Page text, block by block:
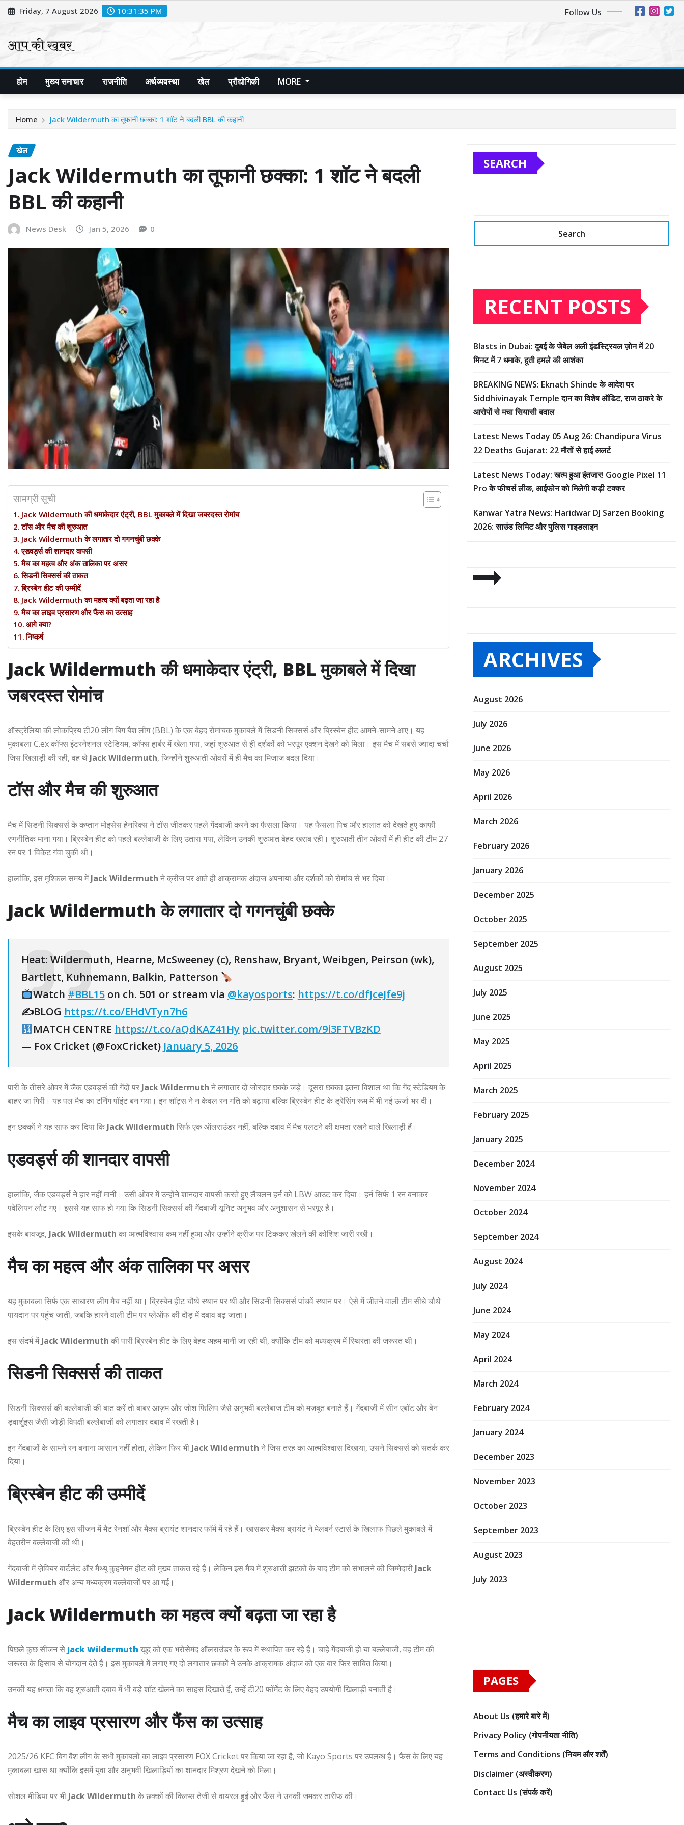
Skip
to
Friday, 7 August 2026 10:31:37 PM Follow Us
होम मुख्य समाचार राजनीति अर्थव्यवस्था खेल प्रौद्योगिकी MORE
Home Jack Wildermuth का तूफानी छक्का: 1 शॉट ने बदली BBL की कहानी
खेल
Jack Wildermuth का तूफानी छक्का: 1 शॉट ने बदली
BBL की कहानी
News Desk Jan 5, 2026 0
सामग्री सूची
Jack Wildermuth की धमाकेदार एंट्री, BBL मुकाबले में दिखा जबरदस्त रोमांच
टॉस और मैच की शुरुआत
Jack Wildermuth के लगातार दो गगनचुंबी छक्के
एडवर्ड्स की शानदार वापसी
मैच का महत्व और अंक तालिका पर असर
सिडनी सिक्सर्स की ताकत
ब्रिस्बेन हीट की उम्मीदें
Jack Wildermuth का महत्व क्यों बढ़ता जा रहा है
मैच का लाइव प्रसारण और फैंस का उत्साह
आगे क्या?
निष्कर्ष
Jack Wildermuth की धमाकेदार एंट्री, BBL मुकाबले में दिखा
जबरदस्त रोमांच
ऑस्ट्रेलिया की लोकप्रिय टी20 लीग बिग बैश लीग (BBL) के एक बेहद रोमांचक मुकाबले में सिडनी सिक्सर्स और ब्रिस्बेन हीट आमने-सामने आए। यह
मुकाबला C.ex कॉफ्स इंटरनेशनल स्टेडियम, कॉफ्स हार्बर में खेला गया, जहां शुरुआत से ही दर्शकों को भरपूर एक्शन देखने को मिला। इस मैच में सबसे ज्यादा चर्चा
जिस खिलाड़ी की रही, वह थे Jack Wildermuth, जिन्होंने शुरुआती ओवरों में ही मैच का मिजाज बदल दिया।
टॉस और मैच की शुरुआत
मैच में सिडनी सिक्सर्स के कप्तान मोइसेस हेनरिक्स ने टॉस जीतकर पहले गेंदबाजी करने का फैसला किया। यह फैसला पिच और हालात को देखते हुए काफी
रणनीतिक माना गया। ब्रिस्बेन हीट को पहले बल्लेबाजी के लिए उतारा गया, लेकिन उनकी शुरुआत बेहद खराब रही। शुरुआती तीन ओवरों में ही हीट की टीम 27
रन पर 1 विकेट गंवा चुकी थी।
हालांकि, इस मुश्किल समय मेंJack Wildermuth ने क्रीज पर आते ही आक्रामक अंदाज अपनाया और दर्शकों को रोमांच से भर दिया।
Jack Wildermuth के लगातार दो गगनचुंबी छक्के
Heat: Wildermuth, Hearne, McSweeney (c), Renshaw, Bryant, Weibgen, Peirson (wk),
Bartlett, Kuhnemann, Balkin, Patterson
Watch #BBL15on ch. 501 or stream via @kayosports: https://t.co/dfJceJfe9j
✍️BLOG https://t.co/EHdVTyn7h6
MATCH CENTRE https://t.co/aQdKAZ41Hy pic.twitter.com/9i3FTVBzKD
— Fox Cricket (@FoxCricket) January 5, 2026
पारी के तीसरे ओवर में जैक एडवर्ड्स की गेंदों पर Jack Wildermuth ने लगातार दो जोरदार छक्के जड़े। दूसरा छक्का इतना विशाल था कि गेंद स्टेडियम के
बाहर जा गिरी। यह पल मैच का टर्निंग पॉइंट बन गया। इन शॉट्स ने न केवल रन गति को बढ़ाया बल्कि ब्रिस्बेन हीट के ड्रेसिंग रूम में भी नई ऊर्जा भर दी।
इन छक्कों ने यह साफ कर दिया कि Jack Wildermuth सिर्फ एक ऑलराउंडर नहीं, बल्कि दबाव में मैच पलटने की क्षमता रखने वाले खिलाड़ी हैं।
एडवर्ड्स की शानदार वापसी
हालांकि, जैक एडवर्ड्स ने हार नहीं मानी। उसी ओवर में उन्होंने शानदार वापसी करते हुए लैचलन हर्न को LBW आउट कर दिया। हर्न सिर्फ 1 रन बनाकर
पवेलियन लौट गए। इससे यह साफ हो गया कि सिडनी सिक्सर्स की गेंदबाजी यूनिट अनुभव और अनुशासन से भरपूर है।
इसके बावजूद, Jack Wildermuth का आत्मविश्वास कम नहीं हुआ और उन्होंने क्रीज पर टिककर खेलने की कोशिश जारी रखी।
मैच का महत्व और अंक तालिका पर असर
यह मुकाबला सिर्फ एक साधारण लीग मैच नहीं था। ब्रिस्बेन हीट चौथे स्थान पर थी और सिडनी सिक्सर्स पांचवें स्थान पर। ऐसे में जीतने वाली टीम सीधे चौथे
पायदान पर पहुंच जाती, जबकि हारने वाली टीम पर प्लेऑफ की दौड़ में दबाव बढ़ जाता।
इस संदर्भ मेंJack Wildermuth की पारी ब्रिस्बेन हीट के लिए बेहद अहम मानी जा रही थी, क्योंकि टीम को मध्यक्रम में स्थिरता की जरूरत थी।
सिडनी सिक्सर्स की ताकत
सिडनी सिक्सर्स की बल्लेबाजी की बात करें तो बाबर आज़म और जोश फिलिप जैसे अनुभवी बल्लेबाज टीम को मजबूत बनाते हैं। गेंदबाजी में सीन एबॉट और बेन
ड्वार्शुइस जैसी जोड़ी विपक्षी बल्लेबाजों को लगातार दबाव में रखती है।
इन गेंदबाजों के सामने रन बनाना आसान नहीं होता, लेकिन फिर भी Jack Wildermuth ने जिस तरह का आत्मविश्वास दिखाया, उसने सिक्सर्स को सतर्क कर
दिया।
ब्रिस्बेन हीट की उम्मीदें
ब्रिस्बेन हीट के लिए इस सीजन में मैट रेनशॉ और मैक्स ब्रायंट शानदार फॉर्म में रहे हैं। खासकर मैक्स ब्रायंट ने मेलबर्न स्टार्स के खिलाफ पिछले मुकाबले में
बेहतरीन बल्लेबाजी की थी।
गेंदबाजी में ज़ेवियर बार्टलेट और मैथ्यू कुहनेमन हीट की मुख्य ताकत रहे हैं। लेकिन इस मैच में शुरुआती झटकों के बाद टीम को संभालने की जिम्मेदारी Jack
Wildermuth और अन्य मध्यक्रम बल्लेबाजों पर आ गई।
Jack Wildermuth का महत्व क्यों बढ़ता जा रहा है
पिछले कुछ सीजन से Jack Wildermuth खुद को एक भरोसेमंद ऑलराउंडर के रूप में स्थापित कर रहे हैं। चाहे गेंदबाजी हो या बल्लेबाजी, वह टीम की
जरूरत के हिसाब से योगदान देते हैं। इस मुकाबले में लगाए गए दो लगातार छक्कों ने उनके आक्रामक अंदाज को एक बार फिर साबित किया।
उनकी यह क्षमता कि वह शुरुआती दबाव में भी बड़े शॉट खेलने का साहस दिखाते हैं, उन्हें टी20 फॉर्मेट के लिए बेहद उपयोगी खिलाड़ी बनाती है।
मैच का लाइव प्रसारण और फैंस का उत्साह
2025/26 KFC बिग बैश लीग के सभी मुकाबलों का लाइव प्रसारण FOX Cricket पर किया जा रहा है, जो Kayo Sports पर उपलब्ध है। फैंस के लिए यह
मुकाबला खास था क्योंकि इसमें युवा और अनुभवी खिलाड़ियों का शानदार मिश्रण देखने को मिला।
सोशल मीडिया पर भी Jack Wildermuth के छक्कों की क्लिप्स तेजी से वायरल हुईं और फैंस ने उनकी जमकर तारीफ की।
SEARCH
Search
RECENT POSTS
Blasts in Dubai: दुबई के जेबेल अली इंडस्ट्रियल ज़ोन में 20
मिनट में 7 धमाके, हूती हमले की आशंका
BREAKING NEWS: Eknath Shinde के आदेश पर
Siddhivinayak Temple दान का विशेष ऑडिट, राज ठाकरे के
आरोपों से मचा सियासी बवाल
Latest News Today 05 Aug 26: Chandipura Virus
22 Deaths Gujarat: 22 मौतों से हाई अलर्ट
Latest News Today: खत्म हुआ इंतजार! Google Pixel 11
Pro के फीचर्स लीक, आईफोन को मिलेगी कड़ी टक्कर
Kanwar Yatra News: Haridwar DJ Sarzen Booking
2026: साउंड लिमिट और पुलिस गाइडलाइन
ARCHIVES
August 2026
July 2026
June 2026
May 2026
April 2026
March 2026
February 2026
January 2026
December 2025
October 2025
September 2025
August 2025
July 2025
June 2025
May 2025
April 2025
March 2025
February 2025
January 2025
December 2024
November 2024
October 2024
September 2024
August 2024
July 2024
June 2024
May 2024
April 2024
March 2024
February 2024
January 2024
December 2023
November 2023
October 2023
September 2023
August 2023
July 2023
PAGES
About Us (हमारे बारे में)
Privacy Policy (गोपनीयता नीति)
Terms and Conditions (नियम और शर्तें)
Disclaimer (अस्वीकरण)
Contact Us (संपर्क करें)